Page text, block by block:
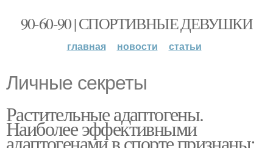
90-60-90 | СПОРТИВНЫЕ ДЕВУШКИ
главная новости статьи
Личные секреты
Растительные адаптогены.
Наиболее эффективными